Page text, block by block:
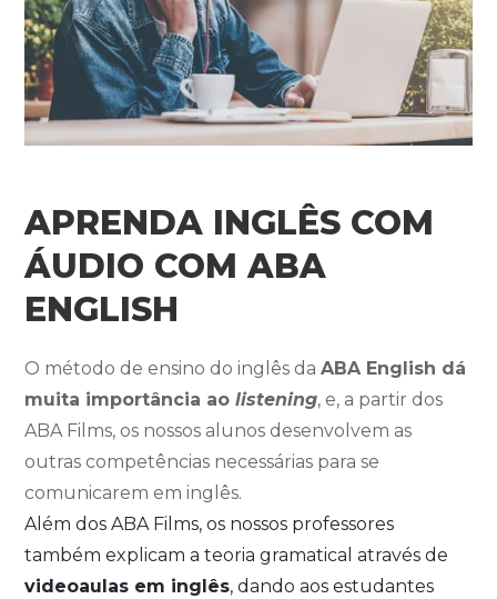
APRENDA INGLÊS COM
ÁUDIO COM ABA
ENGLISH
O método de ensino do inglês daABA English dá
muita importância aolistening, e, a partir dos
ABA Films, os nossos alunos desenvolvem as
outras competências necessárias para se
comunicarem em inglês.
Além dos ABA Films, os nossos professores
também explicam a teoria gramatical através de
videoaulas em inglês, dando aos estudantes